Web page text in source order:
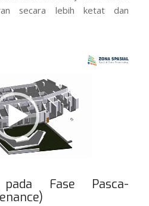
secara lebih ketat dan
Fase Pasca-